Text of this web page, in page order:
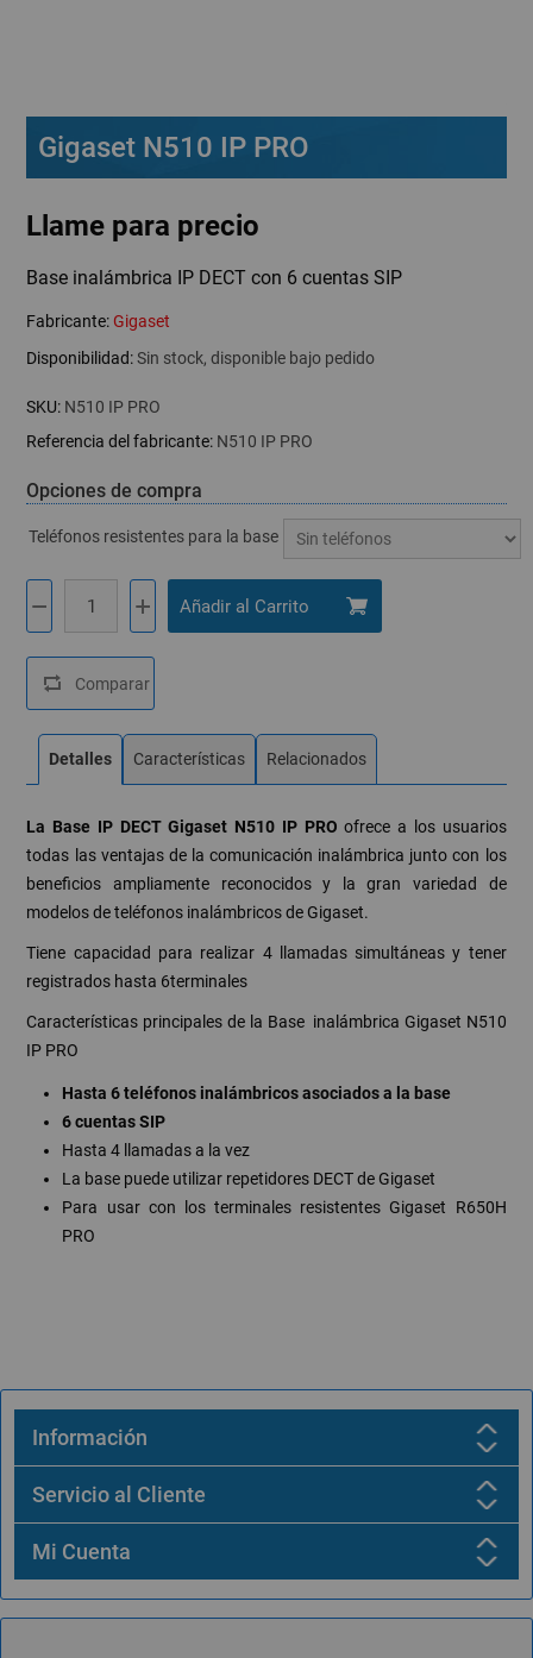
Gigaset N510 IP PRO
Llame para precio
Base inalámbrica IP DECT con 6 cuentas SIP
Fabricante: Gigaset
Disponibilidad: Sin stock, disponible bajo pedido
SKU: N510 IP PRO
Referencia del fabricante: N510 IP PRO
Opciones de compra
Teléfonos resistentes para la base
Detalles Características Relacionados
La Base IP DECTGigaset N510 IP PROofrece a los usuarios
todas las ventajas de la comunicación inalámbrica junto con los
beneficios ampliamente reconocidos y la gran variedad de
modelos de teléfonos inalámbricos de Gigaset.
Tiene capacidad para realizar 4 llamadas simultáneas y tener
registrados hasta 6terminales
Características principales de la Base inalámbrica Gigaset N510
IP PRO
Hasta 6 teléfonos inalámbricos asociados a la base
6 cuentas SIP
Hasta 4 llamadas a la vez
La base puede utilizar repetidores DECT de Gigaset
Para usar con los terminales resistentes Gigaset R650H
PRO
Información
Servicio al Cliente
Mi Cuenta